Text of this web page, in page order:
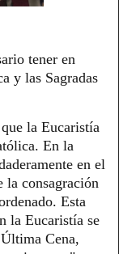
tener en
y las Sagradas
la Eucaristía
En la
en el
la consagración
Esta
la Eucaristía se
Cena,